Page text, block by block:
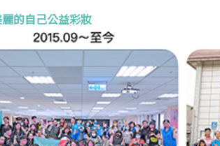
的自己公益彩妝